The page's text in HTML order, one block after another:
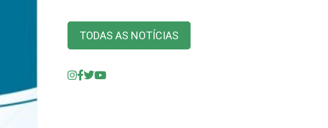
TODAS AS NOTÍCIAS